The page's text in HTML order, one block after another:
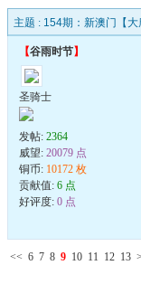
主题 : 154期：新澳门【
【谷雨时节】
圣骑士
发帖: 2364
威望: 20079 点
铜币: 10172 枚
贡献值: 6 点
好评度: 0 点
<< 6 7 8 9 10 11 12 13